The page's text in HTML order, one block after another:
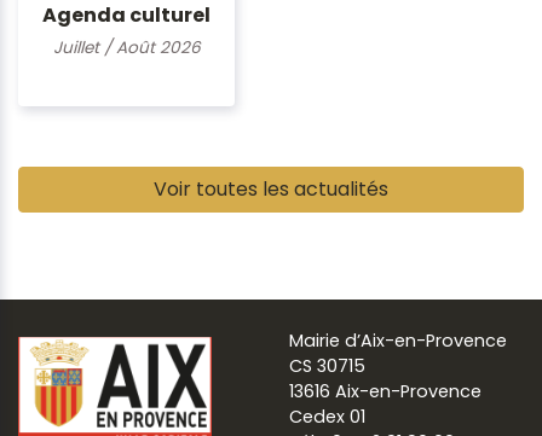
Agenda culturel
Juillet / Août 2026
Voir toutes les actualités
Mairie d’Aix-en-Provence
CS 30715
13616 Aix-en-Provence
Cedex 01